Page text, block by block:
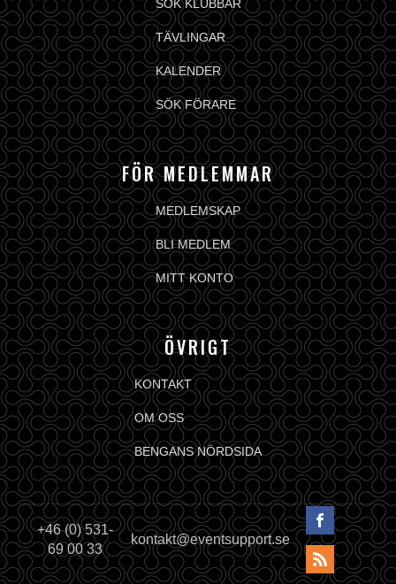
SÖK KLUBBAR
TÄVLINGAR
KALENDER
SÖK FÖRARE
FÖR MEDLEMMAR
MEDLEMSKAP
BLI MEDLEM
MITT KONTO
ÖVRIGT
KONTAKT
OM OSS
BENGANS NÖRDSIDA
+46 (0) 531-
69 00 33
kontakt@eventsupport.se